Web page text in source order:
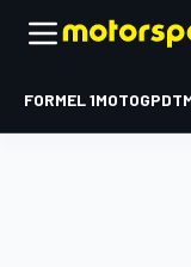
FORMEL 1MOTOGP